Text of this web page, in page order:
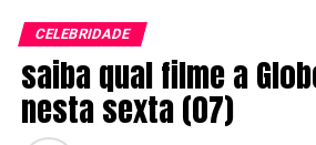
CELEBRIDADE
saiba qual filme a
nesta sexta (07)